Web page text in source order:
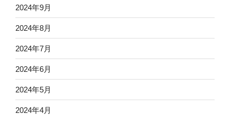
2024年9月
2024年8月
2024年7月
2024年6月
2024年5月
2024年4月